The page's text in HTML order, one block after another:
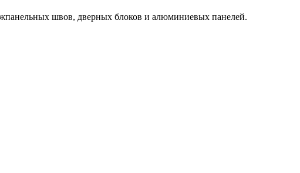
швов, дверных блоков и алюминиевых панелей.